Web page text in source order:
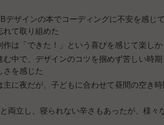
デザインの本でコーディングに不安を感じ
れて取り組めた
作は「できた！」という喜びを感じて楽しか
む中で、デザインのコツを掴めず苦しい時
さを感じた
主に夜だが、子どもに合わせて昼間の空き
両立し、寝られない辛さもあったが、様々